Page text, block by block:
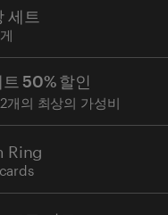
세트
50% 할인
개의 최상의 가성비
Ring